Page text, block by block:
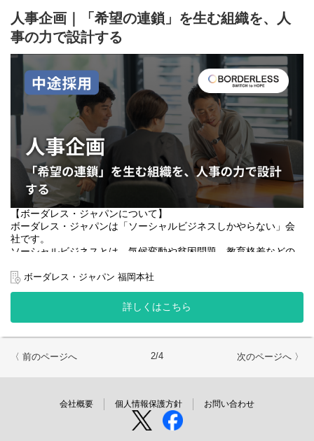
っています。
だからこそボーダレスが果たすべき役割をそこに定め、ソーシャ
ルビジネスをダイナミックに展開していくためのグループ再設計
を今おこなっています。
その中でも複数のソーシャルビジネスのリモデルに横断的に関わ
りながら、経営直下で「戦略を現場で実行する責任者」として活
躍いただくのか今回のポジションです。
弊社COO鈴木が、ボーダレス各社CEOと共に描いた戦略をもと
に、各社の現場に深く入り込み、市場・競合・自社分析を通じた
ファクト構築から、戦略の実行マネジメントまでを一気通貫で担
っていただきます。単なる支援者ではなく、"経営方針を最前線で
実行する現場責任者"としてインパクトを生み出せる方を求めてい
ます。
【職務内容】
■ ミッション
・各社の事業戦略を理解し、現場での推進責任を担う
ファクトを提示
・KPIの設計・運用・改善を通じて、戦略の実行サイクルを現場で
■ 業務内容
- 経営陣へのファクト整理と実行オプション提案
- 戦略に基づいたKPI設計と可視化の仕組み構築
ボーダレス・ジャパンの2022年度売上高は75億円。その全てが、
さまざまな国で手付かずでいた社会的な問題を、ビジネスの力を
使って解決する「ソーシャルビジネス」です。ボーダレスの全事
業の指標は「社会課題が実際にどれだけ解決されたか（＝ソーシ
ャルインパクト）」であり、早期にソーシャルビジネスだけで売
上1000億を目指しています。
これまで、代表田口を中心に新規事業を生み出してきましたが、
まだまだ解決すべき課題は数多く存在します。既存のサービスモ
デルや領域にとらわれることなくボーダレスが保有するリソース
や強みを生かし、スピード感を持って事業の成長戦略立案、推進
を牽引していただける方を募集します。
【職務内容】
ボーダレス・ジャパンの新規事業開発
＜具体例＞
・新規事業プランニング
・事業戦略策定
・ユーザーヒアリング
・Webマーケティング（SEO、アフィリエイト、広告など）
・営業資料作成、クライアント営業
・カスタマーサポート
【参考情報】
Podcast番組「BORDERLESS RADIO」の「大解剖！ボーダレスの
人事企画｜「希望の連鎖」を生む組織を、人
事の力で設計する
【ボーダレス・ジャパンについて】
ボーダレス・ジャパンは「ソーシャルビジネスしかやらない」会
社です。
ソーシャルビジネスとは、気候変動や貧困問題、教育格差などの
するビジネスのことを指します。現在は、15カ国で45以上の事業
2023年10月には、社会課題解決を次のステージに進めるべくボー
ダレスが目指す社会や存在意義を示すパーパス「SWITCH to
HOPE 社会の課題を、みんなの希望へ変えていく。」を制定しま
した。より良い社会づくりを加速するために、志をともにする
人々との新たな関わり方も構築しています。
◇代表プロフィール：
https://www.borderless-
japan.com/fellow/70807/
ボーダレス・ジャパン 福岡本社
詳しくはこちら
〈 前のページへ 2/4 次のページへ 〉
会社概要 個人情報保護方針 お問い合わせ